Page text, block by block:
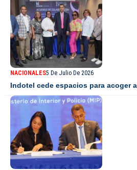
NACIONALES5 De Julio De 2026
Indotel cede espacios para acoger